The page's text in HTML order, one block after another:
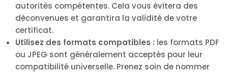
autorités compétentes. Cela vous évitera des
déconvenues et garantira la validité de votre
certificat.
Utilisez des formats compatibles : les formats PDF
ou JPEG sont généralement acceptés pour leur
compatibilité universelle. Prenez soin de nommer